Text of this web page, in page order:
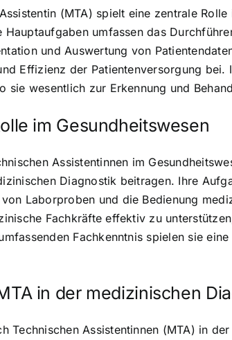
(MTA) spielt eine zentrale
Hauptaufgaben umfassen das
und Auswertung von
Effizienz der Patientenversorgung
sie wesentlich zur Erkennung und
im Gesundheitswesen
Assistentinnen im
Diagnostik beitragen. Ihre
Laborproben und die Bedienung
Fachkräfte effektiv zu
Fachkenntnis spielen sie
in der medizinischen
Technischen Assistentinnen (MTA) in